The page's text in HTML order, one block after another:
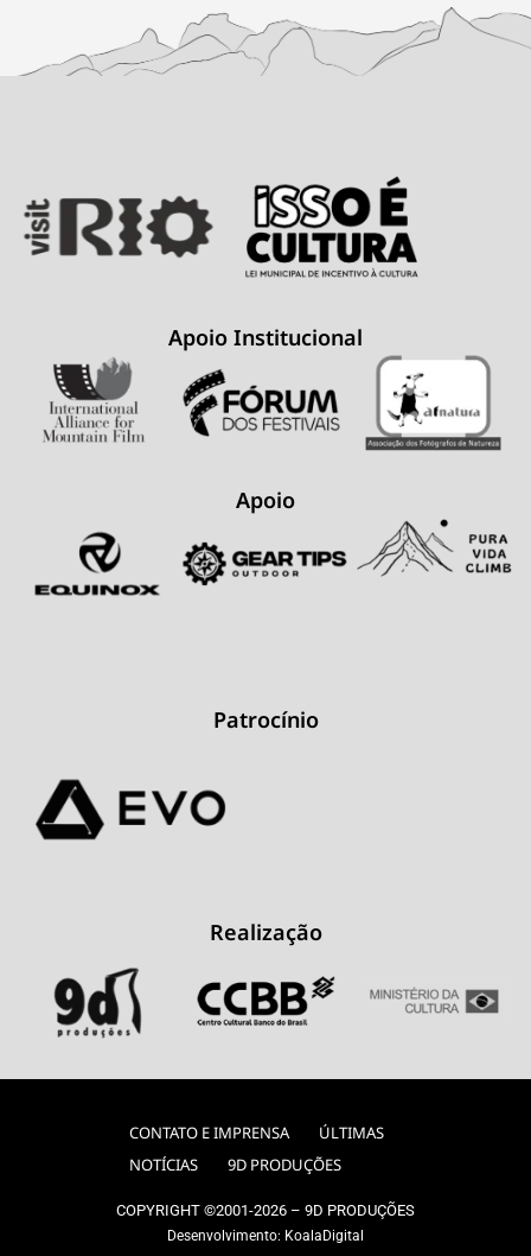
Apoio Institucional
Apoio
Patrocínio
Realização
CONTATO E IMPRENSA
ÚLTIMAS
NOTÍCIAS
9D PRODUÇÕES
COPYRIGHT ©2001-2026 – 9D PRODUÇÕES
Desenvolvimento: KoalaDigital